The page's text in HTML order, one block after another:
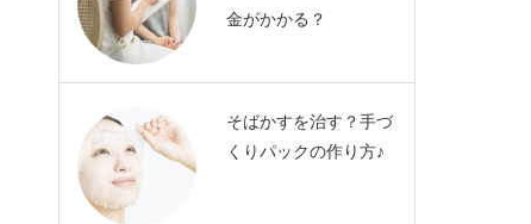
金がかかる？
そばかすを治す？手づ
くりパックの作り方♪